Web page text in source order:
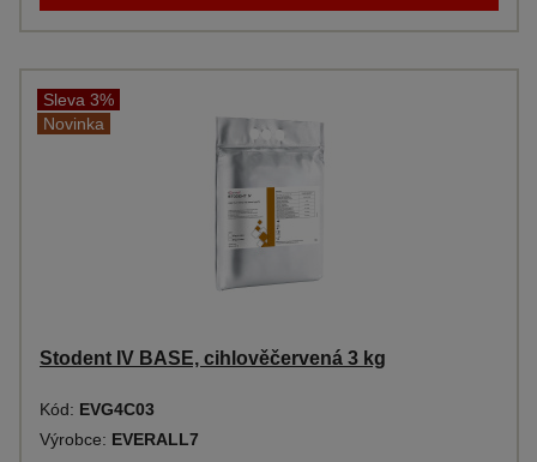
Sleva 3%
Novinka
Stodent IV BASE, cihlověčervená 3 kg
Kód: EVG4C03
Výrobce: EVERALL7